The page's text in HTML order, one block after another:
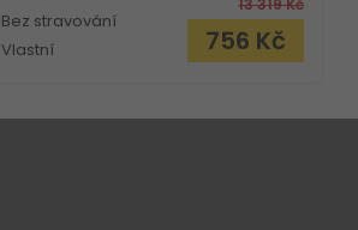
Bez stravování
Vlastní
756 Kč